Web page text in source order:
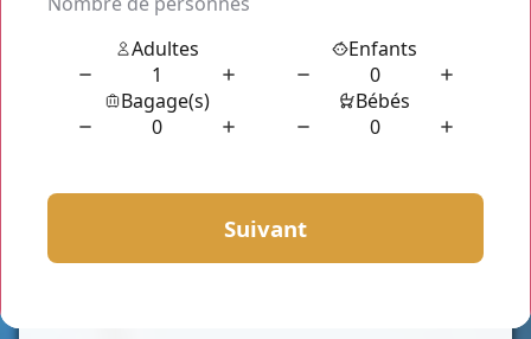
professionnels et toujours à l'écoute sont ravis de vous
jour comme de nuit. Et même les jours fériés, ils vous
accordent leur disponibilité à vous servir.